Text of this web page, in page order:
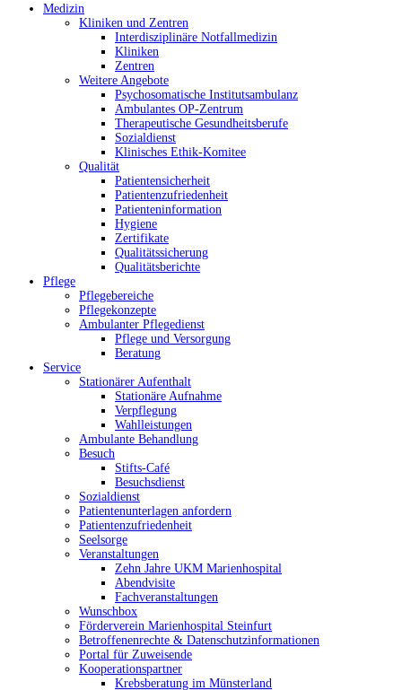
Medizin
Kliniken und Zentren
Interdisziplinäre Notfallmedizin
Kliniken
Zentren
Weitere Angebote
Psychosomatische Institutsambulanz
Ambulantes OP-Zentrum
Therapeutische Gesundheitsberufe
Sozialdienst
Klinisches Ethik-Komitee
Qualität
Patientensicherheit
Patientenzufriedenheit
Patienteninformation
Hygiene
Zertifikate
Qualitätssicherung
Qualitätsberichte
Pflege
Pflegebereiche
Pflegekonzepte
Ambulanter Pflegedienst
Pflege und Versorgung
Beratung
Service
Stationärer Aufenthalt
Stationäre Aufnahme
Verpflegung
Wahlleistungen
Ambulante Behandlung
Besuch
Stifts-Café
Besuchsdienst
Sozialdienst
Patientenunterlagen anfordern
Patientenzufriedenheit
Seelsorge
Veranstaltungen
Zehn Jahre UKM Marienhospital
Abendvisite
Fachveranstaltungen
Wunschbox
Förderverein Marienhospital Steinfurt
Betroffenenrechte & Datenschutzinformationen
Portal für Zuweisende
Kooperationspartner
Krebsberatung im Münsterland